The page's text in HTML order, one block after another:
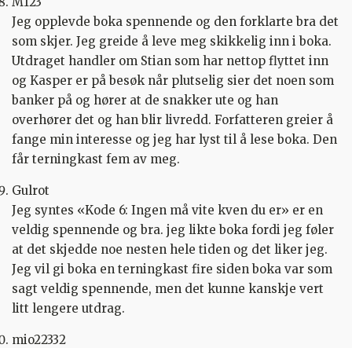
Jeg opplevde boka spennende og den forklarte bra det
som skjer. Jeg greide å leve meg skikkelig inn i boka.
Utdraget handler om Stian som har nettop flyttet inn
og Kasper er på besøk når plutselig sier det noen som
banker på og hører at de snakker ute og han
overhører det og han blir livredd. Forfatteren greier å
fange min interesse og jeg har lyst til å lese boka. Den
får terningkast fem av meg.
Gulrot
Jeg syntes «Kode 6: Ingen må vite kven du er» er en
veldig spennende og bra. jeg likte boka fordi jeg føler
at det skjedde noe nesten hele tiden og det liker jeg.
Jeg vil gi boka en terningkast fire siden boka var som
sagt veldig spennende, men det kunne kanskje vert
litt lengere utdrag.
mio22332